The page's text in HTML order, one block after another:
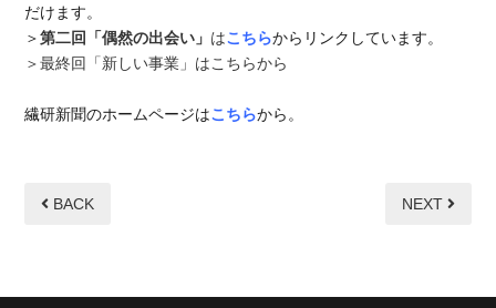
だけます。
＞第二回「偶然の出会い」 はこちらからリンクしています。
＞最終回「新しい事業」はこちらから
繊研新聞のホームページはこちらから。
BACK NEXT